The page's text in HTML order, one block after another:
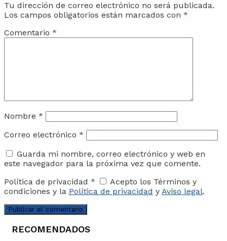
Tu dirección de correo electrónico no será publicada.
Los campos obligatorios están marcados con *
Comentario *
Nombre *
Correo electrónico *
Guarda mi nombre, correo electrónico y web en
este navegador para la próxima vez que comente.
Política de privacidad *
Acepto los Términos y
condiciones y la Política de privacidad y Aviso legal.
RECOMENDADOS